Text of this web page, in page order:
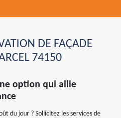
DE FAÇADE
74150
option qui allie
du jour ? Sollicitez les services de